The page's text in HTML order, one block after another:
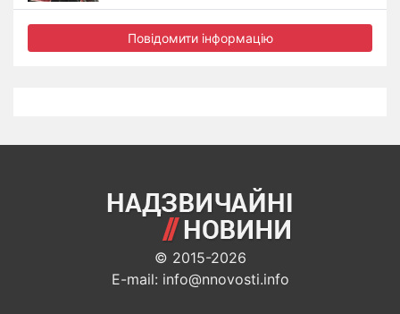
Повідомити інформацію
© 2015-2026
E-mail: info@nnovosti.info